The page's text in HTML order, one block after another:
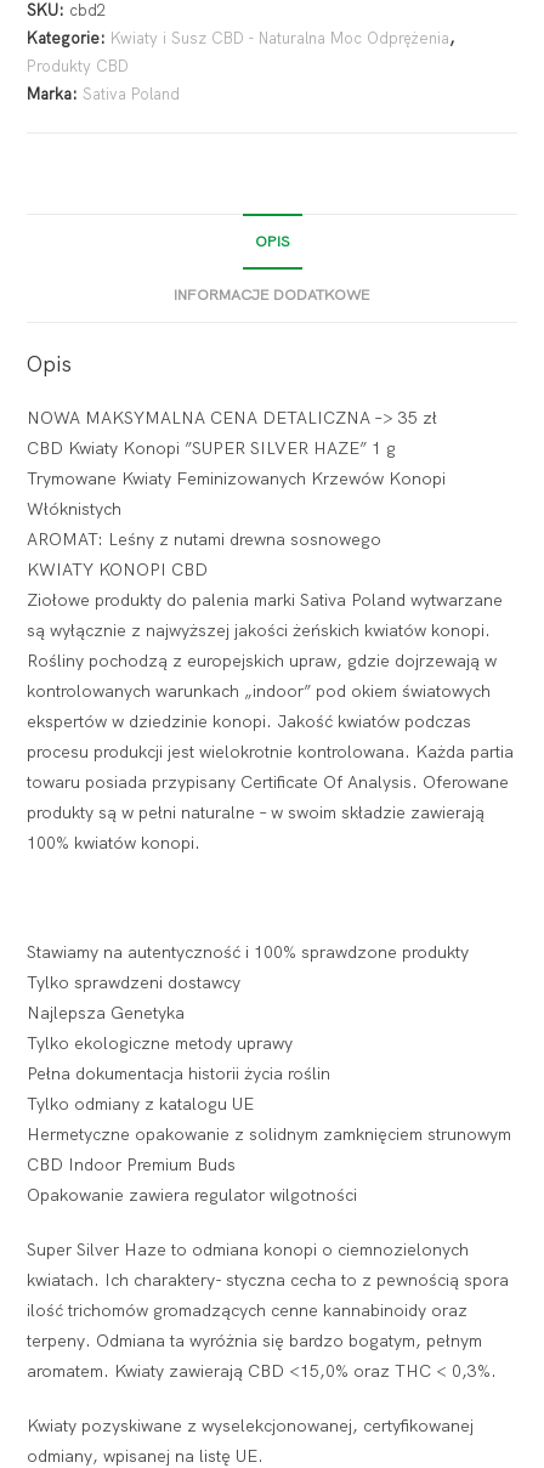
SKU: cbd2
Kategorie: Kwiaty i Susz CBD - Naturalna Moc Odprężenia,
Produkty CBD
Marka:Sativa Poland
OPIS
INFORMACJE DODATKOWE
Opis
NOWA MAKSYMALNA CENA DETALICZNA –> 35 zł
CBD Kwiaty Konopi ”SUPER SILVER HAZE” 1 g
Trymowane Kwiaty Feminizowanych Krzewów Konopi
Włóknistych
AROMAT: Leśny z nutami drewna sosnowego
KWIATY KONOPI CBD
Ziołowe produkty do palenia marki Sativa Poland wytwarzane
są wyłącznie z najwyższej jakości żeńskich kwiatów konopi.
Rośliny pochodzą z europejskich upraw, gdzie dojrzewają w
kontrolowanych warunkach „indoor” pod okiem światowych
ekspertów w dziedzinie konopi. Jakość kwiatów podczas
procesu produkcji jest wielokrotnie kontrolowana. Każda partia
towaru posiada przypisany Certificate Of Analysis. Oferowane
produkty są w pełni naturalne – w swoim składzie zawierają
100% kwiatów konopi.
Stawiamy na autentyczność i 100% sprawdzone produkty
Tylko sprawdzeni dostawcy
Najlepsza Genetyka
Tylko ekologiczne metody uprawy
Pełna dokumentacja historii życia roślin
Tylko odmiany z katalogu UE
Hermetyczne opakowanie z solidnym zamknięciem strunowym
CBD Indoor Premium Buds
Opakowanie zawiera regulator wilgotności
Super Silver Haze to odmiana konopi o ciemnozielonych
kwiatach. Ich charaktery- styczna cecha to z pewnością spora
ilość trichomów gromadzących cenne kannabinoidy oraz
terpeny. Odmiana ta wyróżnia się bardzo bogatym, pełnym
aromatem. Kwiaty zawierają CBD <15,0% oraz THC < 0,3%.
Kwiaty pozyskiwane z wyselekcjonowanej, certyfikowanej
odmiany, wpisanej na listę UE.